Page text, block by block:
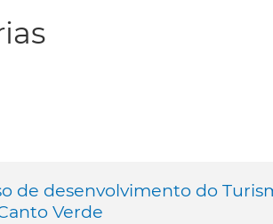
de desenvolvimento do
Verde